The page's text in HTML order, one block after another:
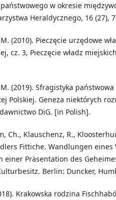
w okresie
Heraldycznego, 16 (27),
(2010). Pieczęcie urzędowe
cz. 3, Pieczęcie władz
(2019). Sfragistyka
Polskiej. Geneza niektórych
DiG. [in Polish].
Ch., Klauschenz, R.,
Fittiche. Wandlungen eines
einer Präsentation des
Berlin: Duncker,
Krakowska rodzina